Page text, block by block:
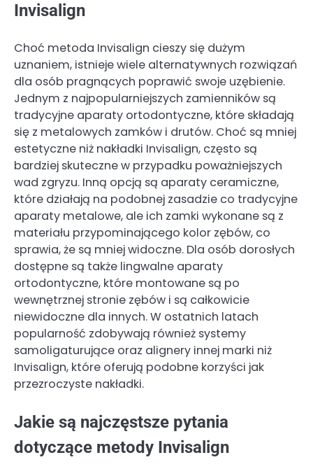
Invisalign
Choć metoda Invisalign cieszy się dużym
uznaniem, istnieje wiele alternatywnych rozwiązań
dla osób pragnących poprawić swoje uzębienie.
Jednym z najpopularniejszych zamienników są
tradycyjne aparaty ortodontyczne, które składają
się z metalowych zamków i drutów. Choć są mniej
estetyczne niż nakładki Invisalign, często są
bardziej skuteczne w przypadku poważniejszych
wad zgryzu. Inną opcją są aparaty ceramiczne,
które działają na podobnej zasadzie co tradycyjne
aparaty metalowe, ale ich zamki wykonane są z
materiału przypominającego kolor zębów, co
sprawia, że są mniej widoczne. Dla osób dorosłych
dostępne są także lingwalne aparaty
ortodontyczne, które montowane są po
wewnętrznej stronie zębów i są całkowicie
niewidoczne dla innych. W ostatnich latach
popularność zdobywają również systemy
samoligaturujące oraz alignery innej marki niż
Invisalign, które oferują podobne korzyści jak
przezroczyste nakładki.
Jakie są najczęstsze pytania
dotyczące metody Invisalign